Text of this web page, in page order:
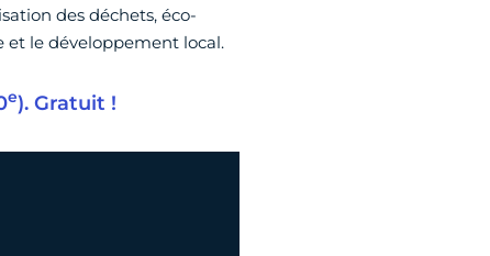
des déchets, éco-
et le développement local.
e). Gratuit !